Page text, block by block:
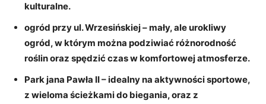
kulturalne.
ogród przy ⁣ul. Wrzesińskiej– mały, ale urokliwy
ogród, w⁢ którym można podziwiać ‍różnorodność
roślin oraz ⁢spędzić czas w ⁢komfortowej atmosferze.
Park ⁤jana ‌Pawła ⁣II– idealny na aktywności sportowe,
z wieloma ścieżkami do⁢ biegania, oraz z